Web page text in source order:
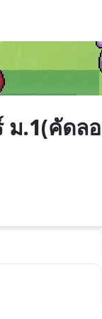
ม.1(คัดล